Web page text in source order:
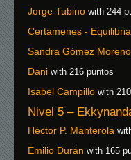
Jorge Tubino with 244
Certámenes - Equilibria
Sandra Gómez Moreno
Dani with 216 puntos
Isabel Campillo with
Nivel 5 –
Héctor P. Manterola
Emilio Durán with 165